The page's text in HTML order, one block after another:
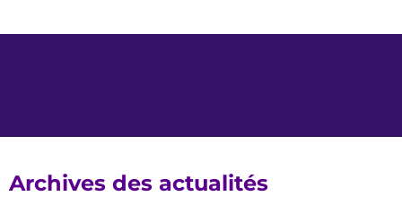
Archives des actualités